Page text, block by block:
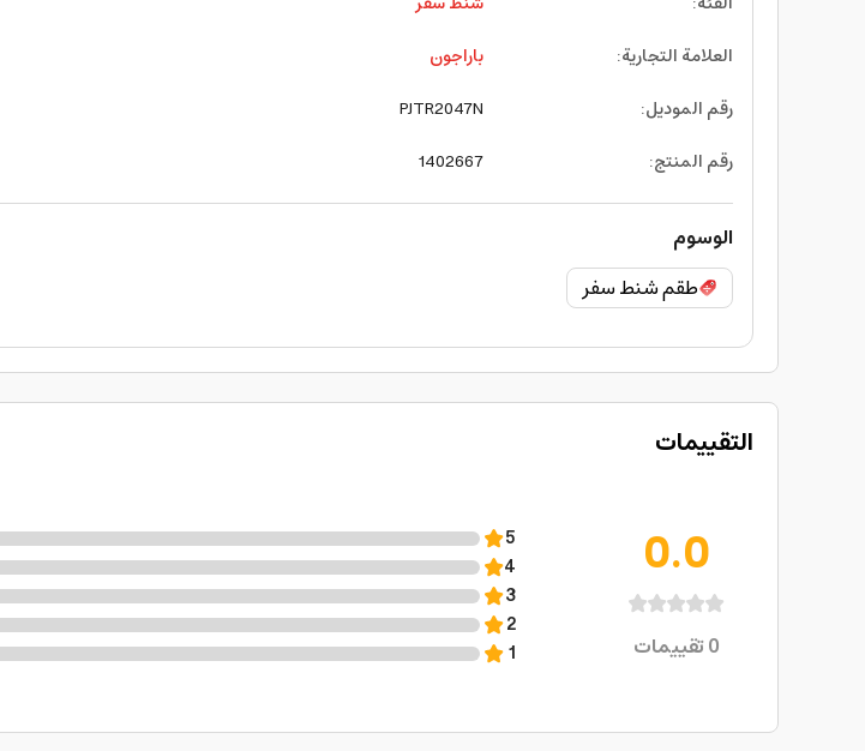
العلامة التجارية:
باراجون
رقم الموديل:
PJTR2047N
رقم المنتج:
1402667
الوسوم
طقم شنط سفر
التقييمات
0.0
0تقييمات
5
4
3
2
1